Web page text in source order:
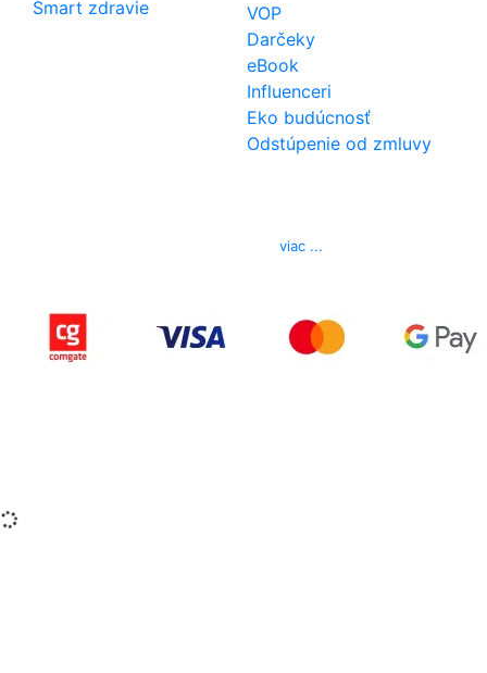
Smart zdravie
VOP
Darčeky
eBook
Influenceri
Eko budúcnosť
Odstúpenie od zmluvy
viac ...